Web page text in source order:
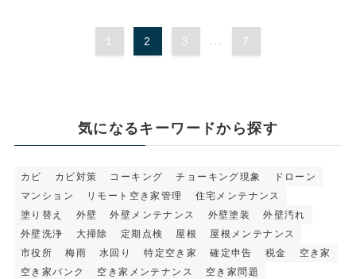
1 2 3 ... 7
気になるキーワードから探す
カビ カビ対策 コーキング チョーキング現象
ドローン
マンション
リモート空き家管理
住宅メンテナンス
塗り替え
外壁 外壁メンテナンス 外壁塗装
外壁汚れ
外壁洗浄
大掃除 定期点検 屋根
屋根メンテナンス
市役所
梅雨 水回り 特定空き家 確定申告 税金
空き家
空き家バンク
空き家メンテナンス
空き家問題